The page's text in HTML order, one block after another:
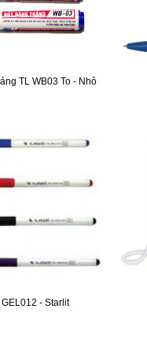
TL WB03 To - Nhỏ
- Starlit